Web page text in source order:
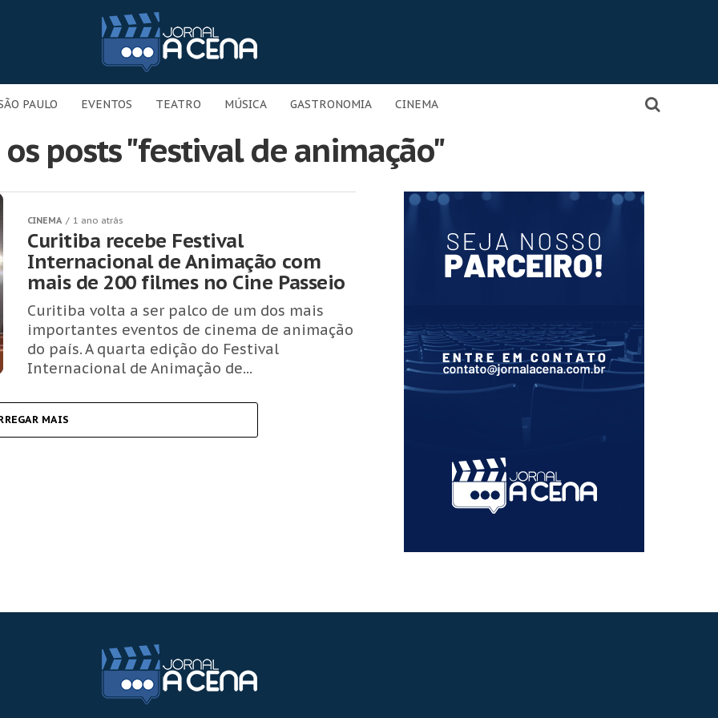
PAULO EVENTOS TEATRO MÚSICA GASTRONOMIA CINEMA
os posts "festival de animação"
CINEMA 1 ano atrás
Curitiba recebe Festival
Internacional de Animação com
mais de 200 filmes no Cine Passeio
Curitiba volta a ser palco de um dos mais
importantes eventos de cinema de animação
do país. A quarta edição do Festival
Internacional de Animação de...
MAIS